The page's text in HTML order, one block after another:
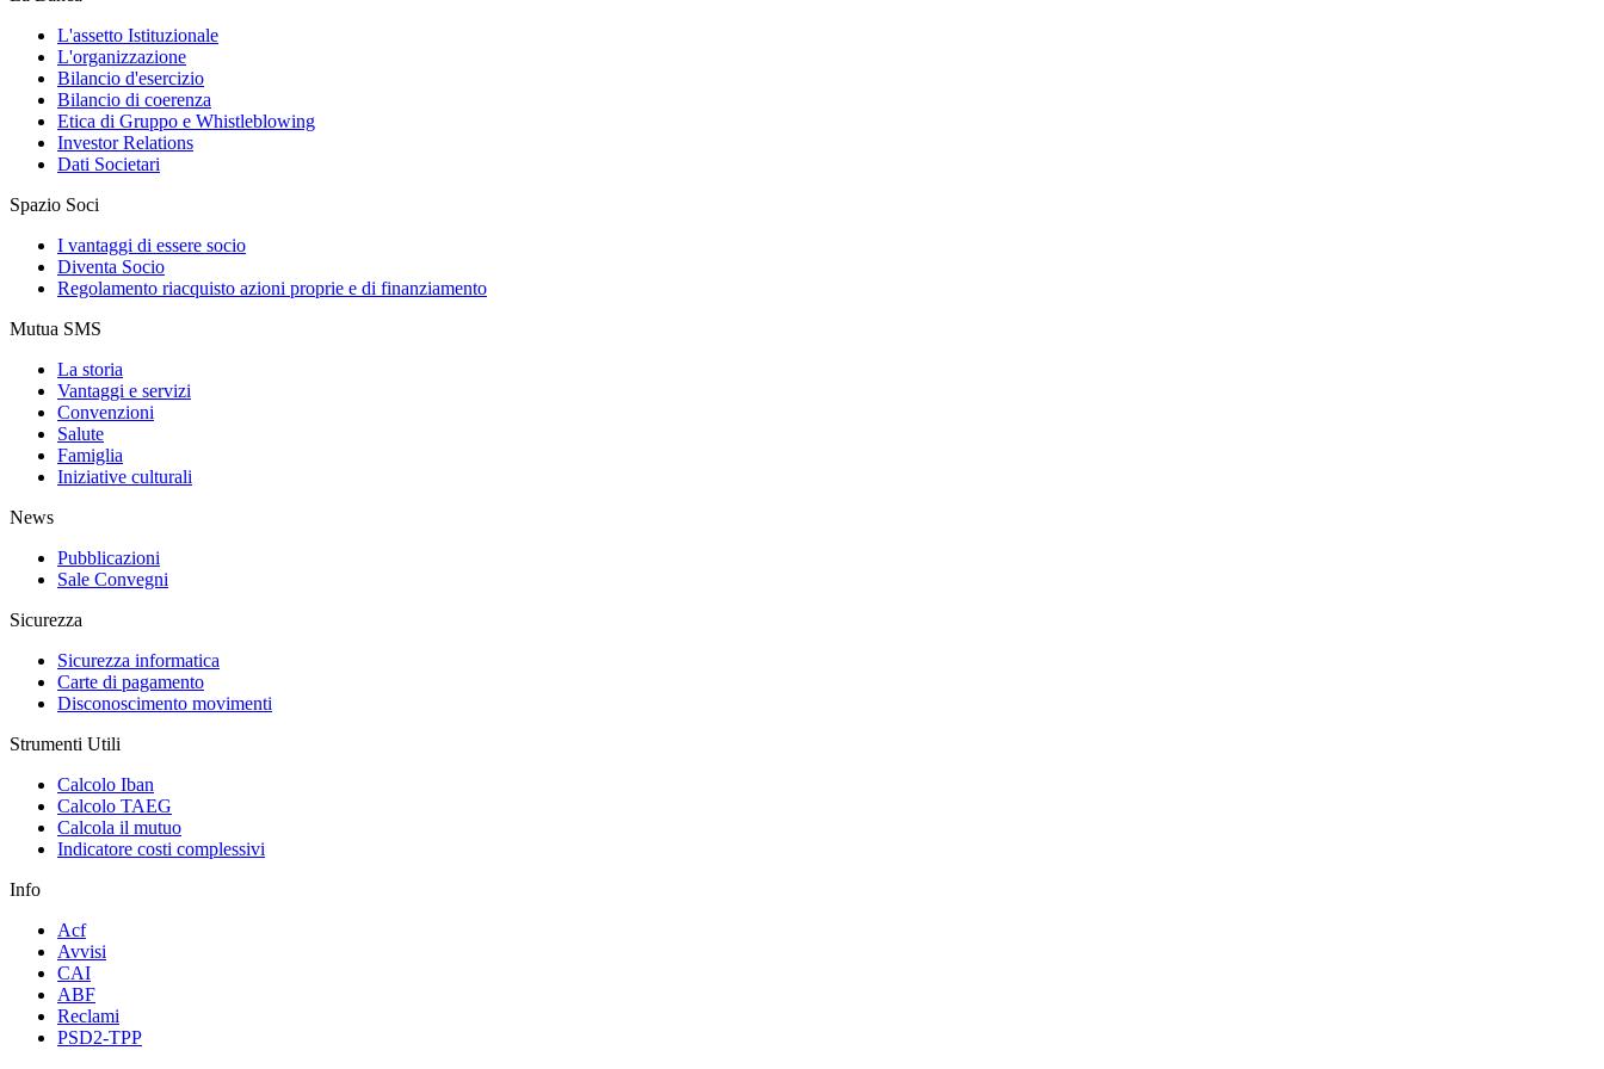
L'assetto Istituzionale
L'organizzazione
Bilancio d'esercizio
Bilancio di coerenza
Etica di Gruppo e Whistleblowing
Investor Relations
Dati Societari
Spazio Soci
I vantaggi di essere socio
Diventa Socio
Regolamento riacquisto azioni proprie e di finanziamento
Mutua SMS
La storia
Vantaggi e servizi
Convenzioni
Salute
Famiglia
Iniziative culturali
News
Pubblicazioni
Sale Convegni
Sicurezza
Sicurezza informatica
Carte di pagamento
Disconoscimento movimenti
Strumenti Utili
Calcolo Iban
Calcolo TAEG
Calcola il mutuo
Indicatore costi complessivi
Info
Acf
Avvisi
CAI
ABF
Reclami
PSD2-TPP